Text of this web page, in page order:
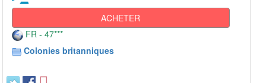
ACHETER
FR - 47***
Colonies britanniques